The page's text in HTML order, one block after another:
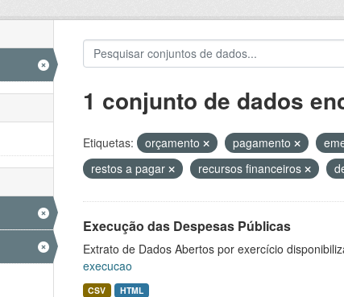
1 conjunto de dados
Etiquetas: orçamento pagamento
restos a pagar
recursos financeiros
Execução das Despesas Públicas
Extrato de Dados Abertos por exercício
execucao
CSV HTML